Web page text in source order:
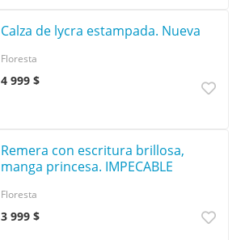
Calza de lycra estampada. Nueva
4 999 $
Floresta
Remera con escritura brillosa,
manga princesa. IMPECABLE
3 999 $
Floresta